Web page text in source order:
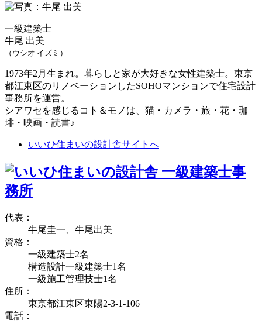
一級建築士
牛尾 出美
（ウシオ イズミ）
1973年2月生まれ。暮らしと家が大好きな女性建築士。東京
都江東区のリノベーションしたSOHOマンションで住宅設計
事務所を運営。
シアワセを感じるコト＆モノは、猫・カメラ・旅・花・珈
琲・映画・読書♪
いいひ住まいの設計舎サイトへ
代表：
牛尾圭一、牛尾出美
資格：
一級建築士2名
構造設計一級建築士1名
一級施工管理技士1名
住所：
東京都江東区東陽2-3-1-106
電話：